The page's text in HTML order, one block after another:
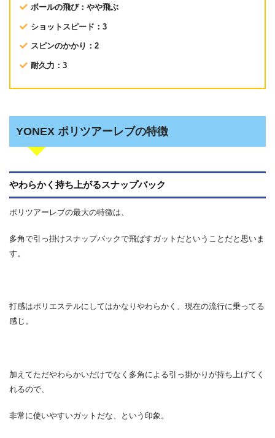
ボールの飛び：やや飛ぶ
ショットスピード：3
スピンのかかり：2
耐久力：3
YONEX ポリツアーレブの特徴
やわらかく持ち上がるスナップバック
ポリツアーレブの最大の特徴は、
多角で引っ掛けスナップバックで飛ばすガットだということだと思いま
す。
打感はポリエステルにしてはかなりやわらかく、現在の流行に乗ってる
感じ。
加えてただやわらかいだけでなく多角による引っ掛かりが持ち上げてく
れるので、
非常に使いやすいガットだな、という印象。